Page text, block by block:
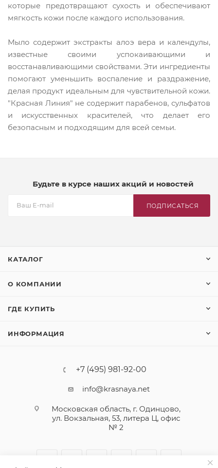
которые предотвращают сухость и обеспечивают
мягкость кожи после каждого использования.
Мыло содержит экстракты алоэ вера и календулы,
известные своими успокаивающими и
восстанавливающими свойствами. Эти ингредиенты
помогают уменьшить воспаление и раздражение,
делая продукт идеальным для чувствительной кожи.
"Красная Линия" не содержит парабенов, сульфатов
и искусственных красителей, что делает его
безопасным и подходящим для всей семьи.
Будьте в курсе наших акций и новостей
ПОДПИСАТЬСЯ
КАТАЛОГ
О КОМПАНИИ
ГДЕ КУПИТЬ
ИНФОРМАЦИЯ
+7 (495) 981-92-00
info@krasnaya.net
Московская область, г. Одинцово,
ул. Вокзальная, 53, литера Ц, офис
№ 2